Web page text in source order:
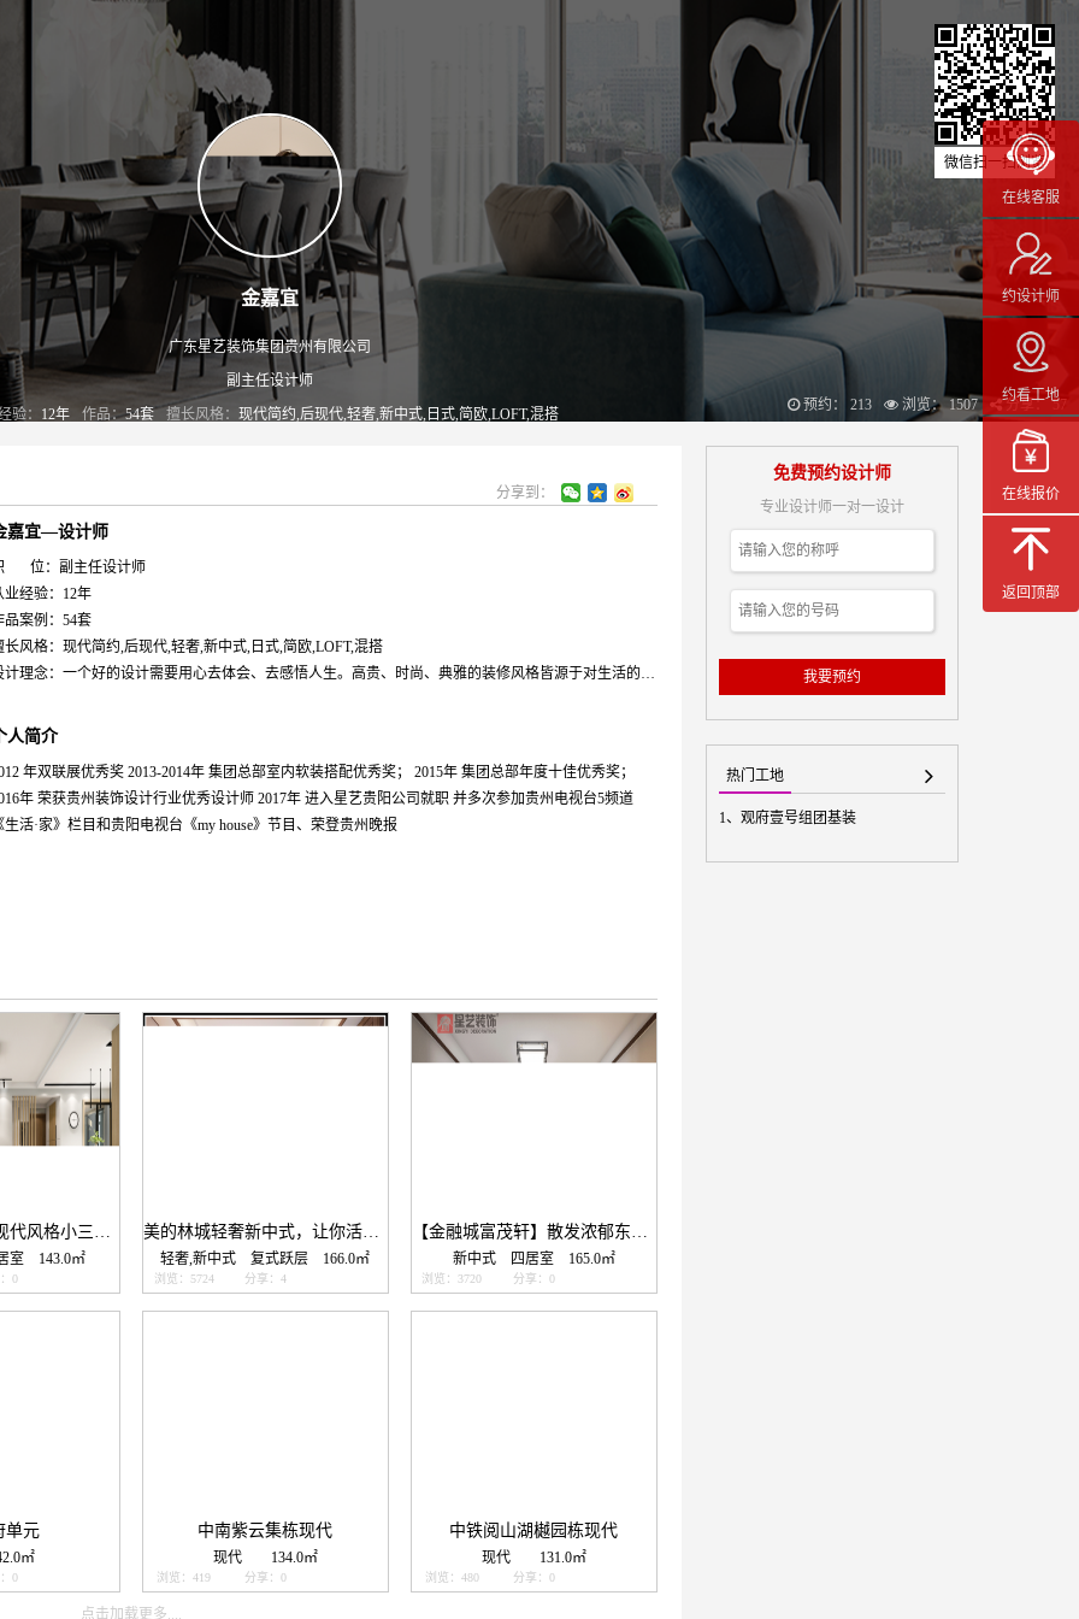
在线客服
约设计师
约看工地
在线报价
返回顶部
微信扫一扫浏览
金嘉宜
广东星艺装饰集团贵州有限公司
副主任设计师
验： 12年 作品：54套 擅长风格： 现代简约,后现代,轻奢,新中式,日式,简欧,LOFT,混搭
预约： 213 浏览： 1507 分享： 57
分享到：
嘉宜—设计师
位：副主任设计师
业经验：12年
品案例：54套
长风格：现代简约,后现代,轻奢,新中式,日式,简欧,LOFT,混搭
设计理念：一个好的设计需要用心去体会、去感悟人生。高贵、时尚、典雅的装修风格皆源于对生活的不同理解，注重细节的表现会让我们的设计更有内涵。
人简介
年双联展优秀奖 2013-2014年 集团总部室内软装搭配优秀奖； 2015年 集团总部年度十佳优秀奖；
年 荣获贵州装饰设计行业优秀设计师 2017年 进入星艺贵阳公司就职 并多次参加贵州电视台5频道
生活·家》栏目和贵阳电视台《my house》节目、荣登贵州晚报
贵阳美的国宾府现代风格小三房设计效果图！
室 143.0㎡
0
美的林城轻奢新中式，让你活出精致与品位！
轻奢,新中式 复式跃层 166.0㎡
浏览：5724 分享：4
【金融城富茂轩】散发浓郁东方美学的新中式！
新中式 四居室 165.0㎡
浏览：3720 分享：0
单元
㎡
0
中南紫云集栋现代
现代 134.0㎡
浏览：419 分享：0
中铁阅山湖樾园栋现代
现代 131.0㎡
浏览：480 分享：0
点击加载更多....
免费预约设计师
专业设计师一对一设计
我要预约
热门工地
1、 观府壹号组团基装